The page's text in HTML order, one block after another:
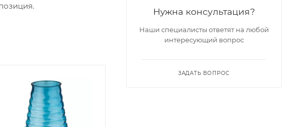
Нужна консультация?
Наши специалисты ответят на любой
интересующий вопрос
ЗАДАТЬ ВОПРОС